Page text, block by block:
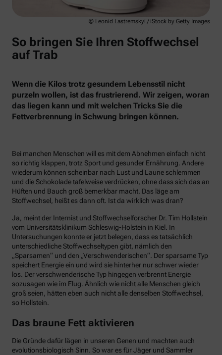
© Leonid Lastremskyi / iStock by Getty Images
So bringen Sie Ihren Stoffwechsel
auf Trab
Wenn die Kilos trotz gesundem Lebensstil nicht
purzeln wollen, ist das frustrierend. Wir zeigen, woran
das liegen kann und mit welchen Tricks Sie die
Fettverbrennung in Schwung bringen können.
Bei manchen Menschen will es mit dem Abnehmen einfach nicht
so richtig klappen, trotz Sport und gesunder Ernährung. Andere
wiederum können scheinbar nach Lust und Laune schlemmen
und die Schokolade tafelweise verdrücken, ohne dass sich das an
Hüften und Bauch groß bemerkbar macht. Das läge am
Stoffwechsel, heißt es dann oft. Ist da wirklich was dran?
Ja, meint der Internist und Stoffwechselforscher Dr. Tim Hollstein
vom Universitätsklinikum Schleswig-Holstein in Kiel. In
Untersuchungen konnte er jetzt belegen, dass es tatsächlich
unterschiedliche Stoffwechseltypen gibt, nämlich den
„Sparsamen“ und den „Verschwenderischen“. Der sparsame Typ
speichert Energie ein und wird sie hinterher nur schwer wieder
los. Der verschwenderische Typ hingegen verbrennt Energie
sozusagen wie im Flug. Ähnlich wie nicht alle Menschen gleich
groß seien, hätten eben auch nicht alle denselben Stoffwechsel,
so Hollstein.
Das braune Fett aktivieren
Die Gründe dafür lägen in unseren Genen und machten auch
evolutionsbiologisch Sinn. So war es für Jäger und Sammler